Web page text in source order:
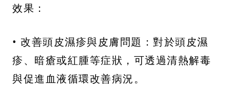
效果：
• 改善頭皮濕疹與皮膚問題：對於頭皮濕
疹、暗瘡或紅腫等症狀，可透過清熱解毒
與促進血液循環改善病況。